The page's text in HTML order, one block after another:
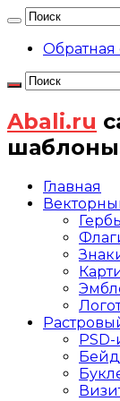
Обратная
Abali.ru
Главная